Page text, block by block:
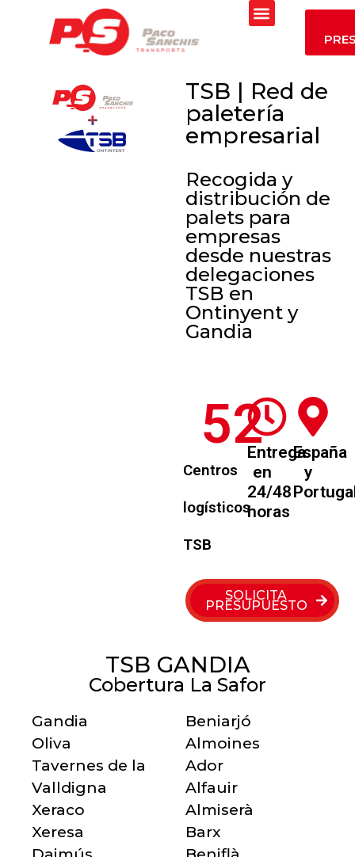
TSB | Red de
paletería
empresarial
Recogida y
distribución de
palets para
empresas
desde nuestras
delegaciones
TSB en
Ontinyent y
Gandia
Centros
logísticos
TSB
52Entrega
en
24/48
horas
España
y
SOLICITA
PRESUPUESTO
TSB GANDIA
Cobertura La Safor
Gandia
Oliva
Tavernes de la
Valldigna
Xeraco
Xeresa
Beniarjó
Almoines
Ador
Alfauir
Almiserà
Barx